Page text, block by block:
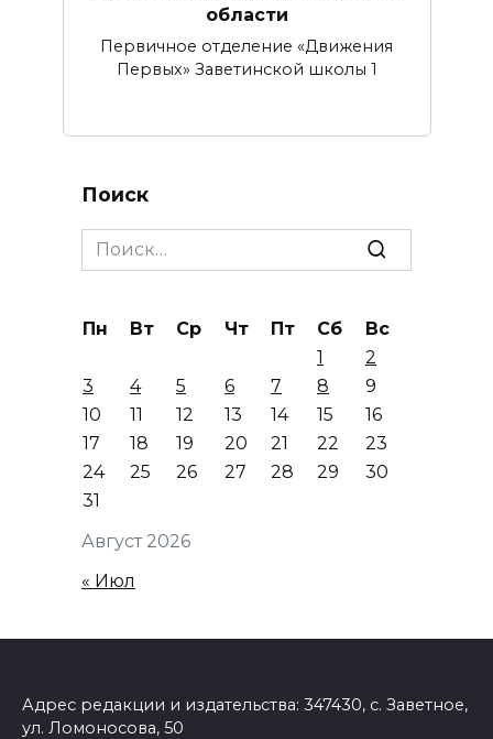
области
Первичное отделение «Движения
Первых» Заветинской школы 1
Поиск
Search
for:
Август 2026
Пн Вт Ср Чт Пт Сб
Вс
1
2
3
4 5 6 7 8
9
10
11 12 13 14 15
16
17
18 19 20 21 22
23
24
25 26 27 28 29
30
31
« Июл
Адрес редакции и издательства: 347430, с. Заветное,
ул. Ломоносова, 50